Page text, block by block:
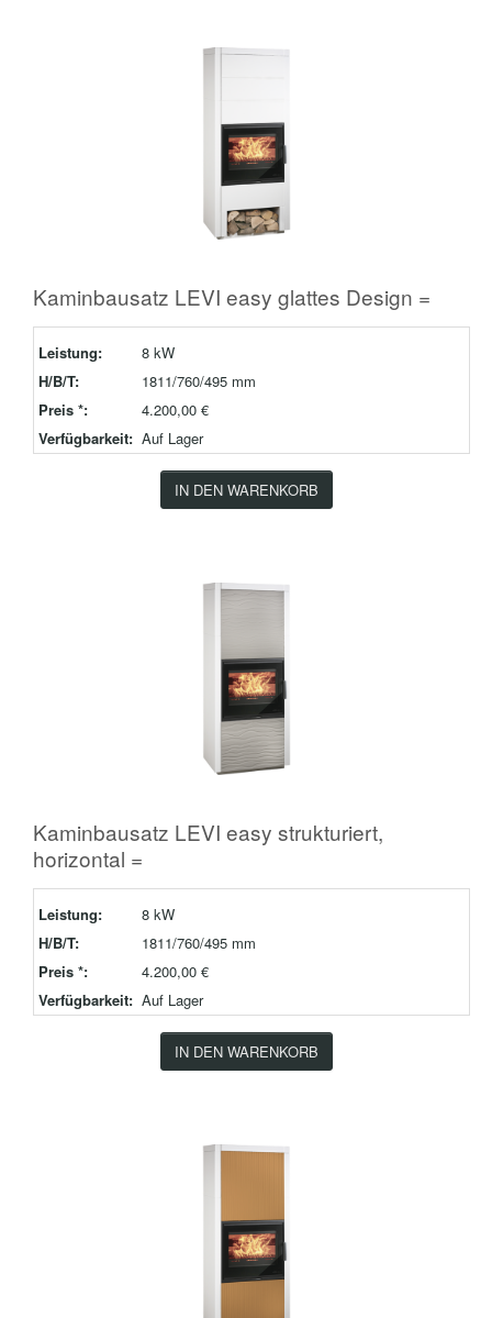
Kaminbausatz LEVI easy glattes Design =
Leistung:
8 kW
H/B/T:
1811/760/495 mm
Preis *:
4.200,00 €
Verfügbarkeit: Auf Lager
IN DEN WARENKORB
Kaminbausatz LEVI easy strukturiert,
horizontal =
Leistung:
8 kW
H/B/T:
1811/760/495 mm
Preis *:
4.200,00 €
Verfügbarkeit: Auf Lager
IN DEN WARENKORB